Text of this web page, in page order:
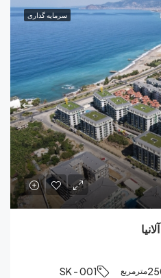
سرمایه‌ گذاری
SK - 001